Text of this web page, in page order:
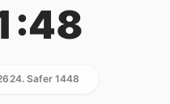
24. Safer 1448